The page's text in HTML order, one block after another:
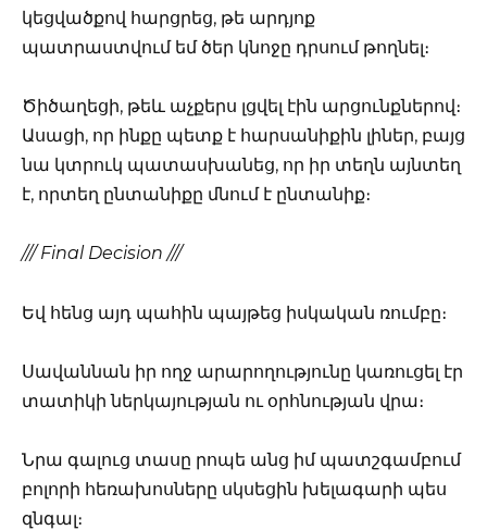
կեցվածքով հարցրեց, թե արդյոք
պատրաստվում եմ ծեր կնոջը դրսում թողնել։
Ծիծաղեցի, թեև աչքերս լցվել էին արցունքներով։
Ասացի, որ ինքը պետք է հարսանիքին լիներ, բայց
նա կտրուկ պատասխանեց, որ իր տեղն այնտեղ
է, որտեղ ընտանիքը մնում է ընտանիք։
/// Final Decision ///
Եվ հենց այդ պահին պայթեց իսկական ռումբը։
Սավաննան իր ողջ արարողությունը կառուցել էր
տատիկի ներկայության ու օրհնության վրա։
Նրա գալուց տասը րոպե անց իմ պատշգամբում
բոլորի հեռախոսները սկսեցին խելագարի պես
զնգալ։